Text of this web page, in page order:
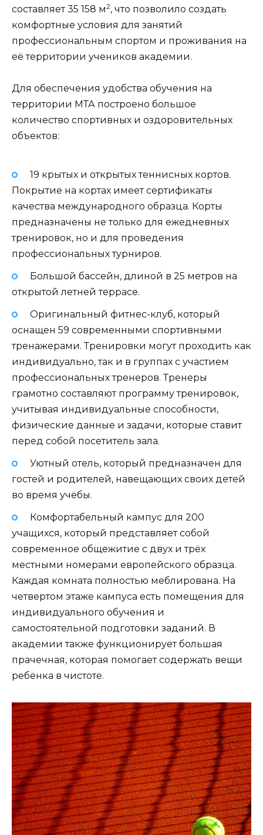
составляет 35 158 м2, что позволило создать
комфортные условия для занятий
профессиональным спортом и проживания на
её территории учеников академии.
Для обеспечения удобства обучения на
территории МТА построено большое
количество спортивных и оздоровительных
объектов:
19 крытых и открытых теннисных кортов.
Покрытие на кортах имеет сертификаты
качества международного образца. Корты
предназначены не только для ежедневных
тренировок, но и для проведения
профессиональных турниров.
Большой бассейн, длиной в 25 метров на
открытой летней террасе.
Оригинальный фитнес-клуб, который
оснащен 59 современными спортивными
тренажерами. Тренировки могут проходить как
индивидуально, так и в группах с участием
профессиональных тренеров. Тренеры
грамотно составляют программу тренировок,
учитывая индивидуальные способности,
физические данные и задачи, которые ставит
перед собой посетитель зала.
Уютный отель, который предназначен для
гостей и родителей, навещающих своих детей
во время учёбы.
Комфортабельный кампус для 200
учащихся, который представляет собой
современное общежитие с двух и трёх
местными номерами европейского образца.
Каждая комната полностью меблирована. На
четвертом этаже кампуса есть помещения для
индивидуального обучения и
самостоятельной подготовки заданий. В
академии также функционирует большая
прачечная, которая помогает содержать вещи
ребёнка в чистоте.